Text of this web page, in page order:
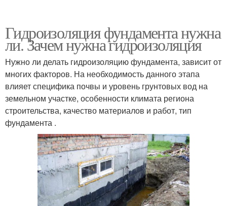
Гидроизоляция фундамента нужна
ли. Зачем нужна гидроизоляция
Нужно ли делать гидроизоляцию фундамента, зависит от
многих факторов. На необходимость данного этапа
влияет специфика почвы и уровень грунтовых вод на
земельном участке, особенности климата региона
строительства, качество материалов и работ, тип
фундамента .